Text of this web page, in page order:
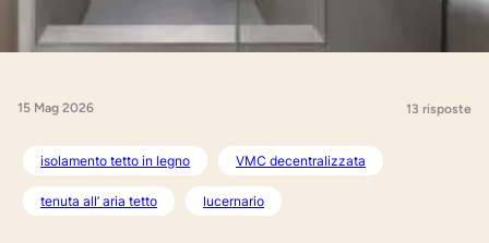
15 Mag 2026 13 risposte
isolamento tetto in legno VMC decentralizzata
tenuta all’ aria tetto lucernario